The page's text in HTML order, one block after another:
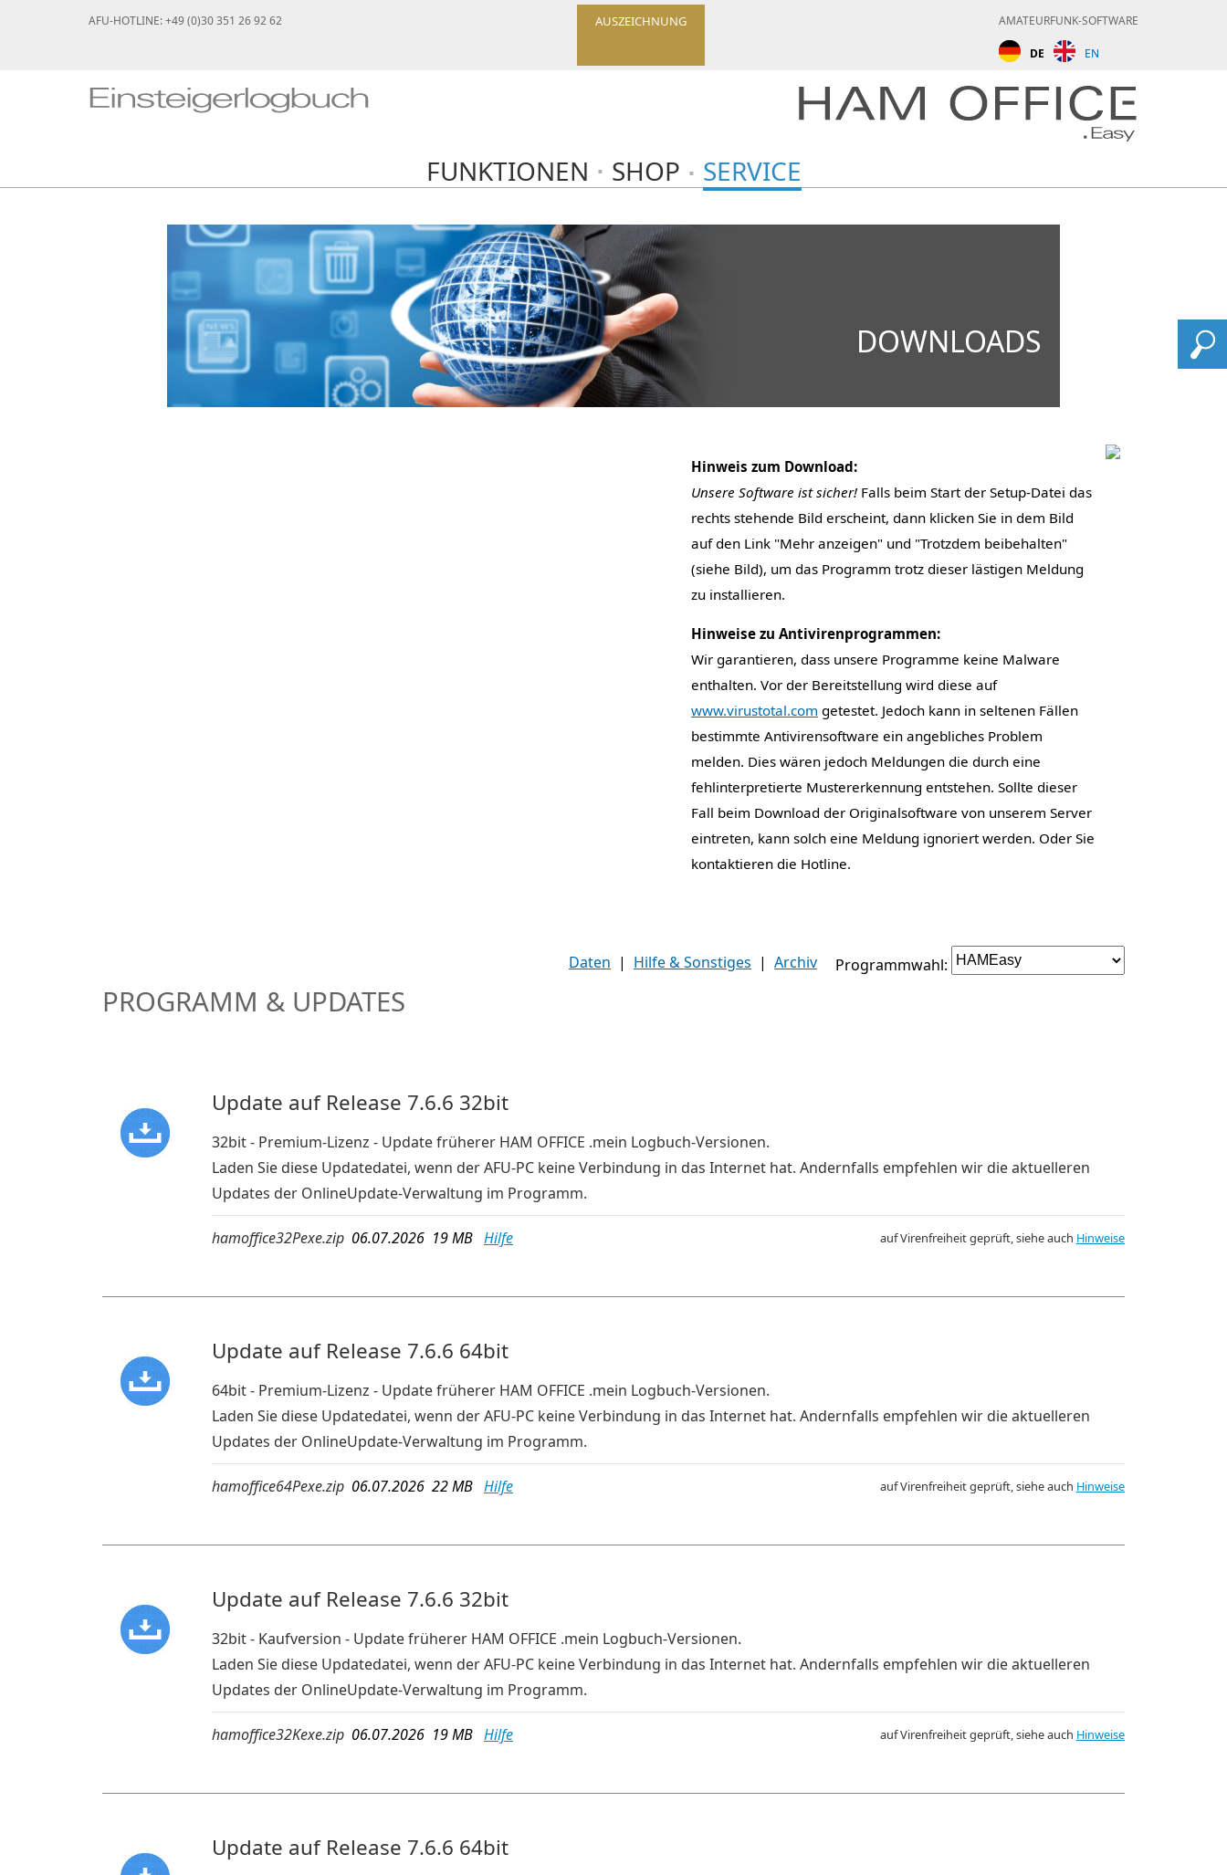
AFU-HOTLINE: +49 (0)30 351 26 92 62 AUSZEICHNUNG AMATEURFUNK-SOFTWARE
DE EN
FUNKTIONEN SHOP SERVICE
DOWNLOADS
Hinweis zum Download:
Unsere Software ist sicher! Falls beim Start der Setup-Datei das
rechts stehende Bild erscheint, dann klicken Sie in dem Bild
auf den Link "Mehr anzeigen" und "Trotzdem beibehalten"
(siehe Bild), um das Programm trotz dieser lästigen Meldung
zu installieren.
Hinweise zu Antivirenprogrammen:
Wir garantieren, dass unsere Programme keine Malware
enthalten. Vor der Bereitstellung wird diese auf
www.virustotal.com getestet. Jedoch kann in seltenen Fällen
bestimmte Antivirensoftware ein angebliches Problem
melden. Dies wären jedoch Meldungen die durch eine
fehlinterpretierte Mustererkennung entstehen. Sollte dieser
Fall beim Download der Originalsoftware von unserem Server
eintreten, kann solch eine Meldung ignoriert werden. Oder Sie
kontaktieren die Hotline.
PROGRAMM & UPDATES
Programmwahl:
Daten | Hilfe & Sonstiges | Archiv
Update auf Release 7.6.6 32bit
32bit - Premium-Lizenz - Update früherer HAM OFFICE .mein Logbuch-Versionen.
Laden Sie diese Updatedatei, wenn der AFU-PC keine Verbindung in das Internet hat. Andernfalls empfehlen wir die aktuelleren
Updates der OnlineUpdate-Verwaltung im Programm.
hamoffice32Pexe.zip 06.07.2026 19 MB Hilfe auf Virenfreiheit geprüft, siehe auch Hinweise
Update auf Release 7.6.6 64bit
64bit - Premium-Lizenz - Update früherer HAM OFFICE .mein Logbuch-Versionen.
Laden Sie diese Updatedatei, wenn der AFU-PC keine Verbindung in das Internet hat. Andernfalls empfehlen wir die aktuelleren
Updates der OnlineUpdate-Verwaltung im Programm.
hamoffice64Pexe.zip 06.07.2026 22 MB Hilfe auf Virenfreiheit geprüft, siehe auch Hinweise
Update auf Release 7.6.6 32bit
32bit - Kaufversion - Update früherer HAM OFFICE .mein Logbuch-Versionen.
Laden Sie diese Updatedatei, wenn der AFU-PC keine Verbindung in das Internet hat. Andernfalls empfehlen wir die aktuelleren
Updates der OnlineUpdate-Verwaltung im Programm.
hamoffice32Kexe.zip 06.07.2026 19 MB Hilfe auf Virenfreiheit geprüft, siehe auch Hinweise
Update auf Release 7.6.6 64bit